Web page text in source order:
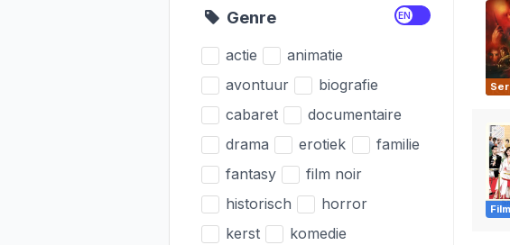
Genre
actie
animatie
avontuur
biografie
cabaret
documentaire
drama
erotiek
familie
fantasy
film noir
historisch
horror
kerst
komedie
Film